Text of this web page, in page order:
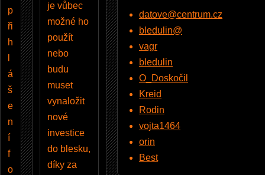
p
ři
h
á
š
e
n
í
f
o
je vůbec
možné ho
použít
nebo
budu
muset
vynaložit
nové
investice
do blesku,
díky za
datove@centrum.cz
bledulin@
vagr
bledulin
O_Doskočil
Kreid
Rodin
vojta1464
orin
Best